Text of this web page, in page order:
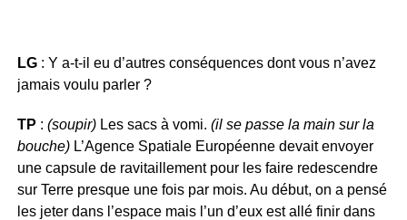
LG : Y a-t-il eu d’autres conséquences dont vous n’avez
jamais voulu parler ?
TP : (soupir)Les sacs à vomi. (il se passe la main sur la
bouche) L’Agence Spatiale Européenne devait envoyer
une capsule de ravitaillement pour les faire redescendre
sur Terre presque une fois par mois. Au début, on a pensé
les jeter dans l’espace mais l’un d’eux est allé finir dans